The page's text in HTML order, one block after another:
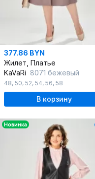
377.86 BYN
Жилет, Платье
KaVaRi 8071 бежевый
48, 50, 52, 54, 56, 58
В корзину
Новинка